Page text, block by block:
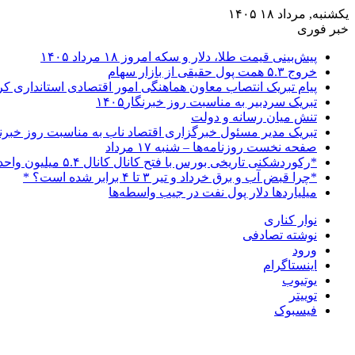
یکشنبه, مرداد ۱۸ ۱۴۰۵
خبر فوری
پیش‌بینی قیمت طلا، دلار و سکه امروز ۱۸ مرداد ۱۴۰۵
خروج ۵.۳ همت پول حقیقی از بازار سهام
پیام تبریک انتصاب معاون هماهنگی امور اقتصادی
تبریک سردبیر به مناسبت روز خبرنگار۱۴۰۵
تنش میان رسانه و دولت
تبریک مدیر مسئول خبرگزاری اقتصاد ناب به مناسبت روز
صفحه نخست روزنامه‌ها – شنبه ۱۷ مرداد
*رکوردشکنی تاریخی بورس با فتح کانال کانال ۵.۴ میلیون واحدی*
*چرا قبض آب و برق خرداد و تیر ۳ تا ۴ برابر شده است؟ *
میلیاردها دلار پول نفت در جیب واسطه‌ها
نوار کناری
نوشته تصادفی
ورود
اینستاگرام
یوتیوب
توییتر
فیسبوک